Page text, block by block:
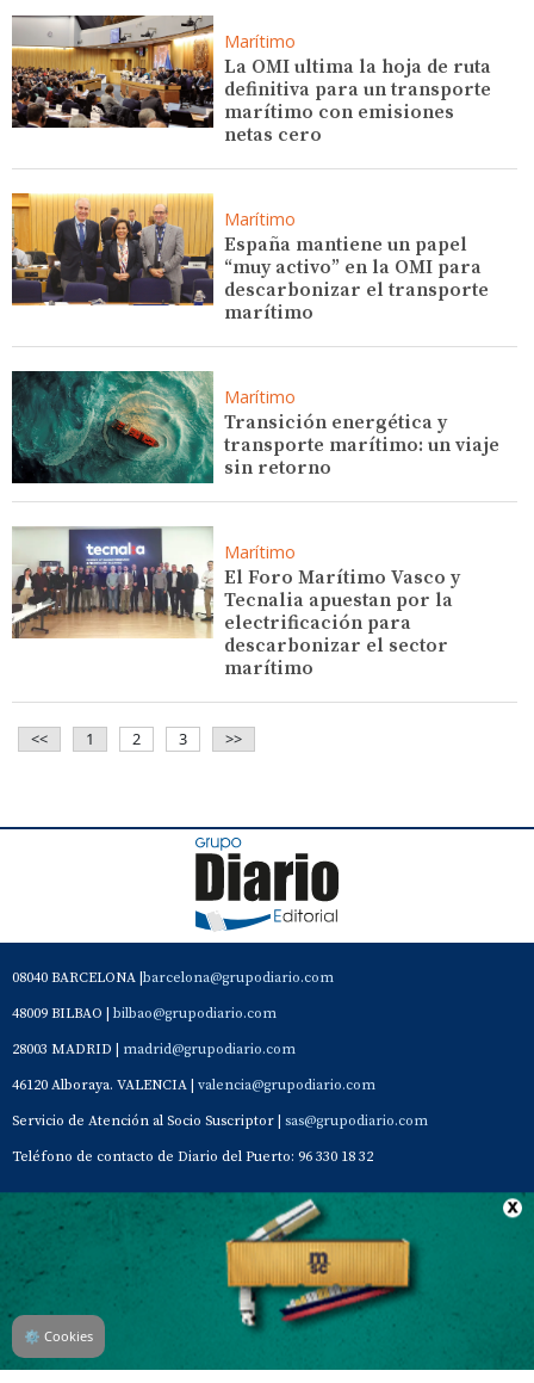
Marítimo
La OMI ultima la hoja de ruta
definitiva para un transporte
marítimo con emisiones
netas cero
Marítimo
España mantiene un papel
“muy activo” en la OMI para
descarbonizar el transporte
marítimo
Marítimo
Transición energética y
transporte marítimo: un viaje
sin retorno
Marítimo
El Foro Marítimo Vasco y
Tecnalia apuestan por la
electrificación para
descarbonizar el sector
marítimo
<< 1 2 3 >>
08040 BARCELONA | barcelona@grupodiario.com
48009 BILBAO | bilbao@grupodiario.com
28003 MADRID | madrid@grupodiario.com
46120 Alboraya. VALENCIA | valencia@grupodiario.com
Servicio de Atención al Socio Suscriptor | sas@grupodiario.com
Teléfono de contacto de Diario del Puerto: 96 330 18 32
Contacto Aviso Legal Quiénes somos Política de privacidad
⚙ Cookies